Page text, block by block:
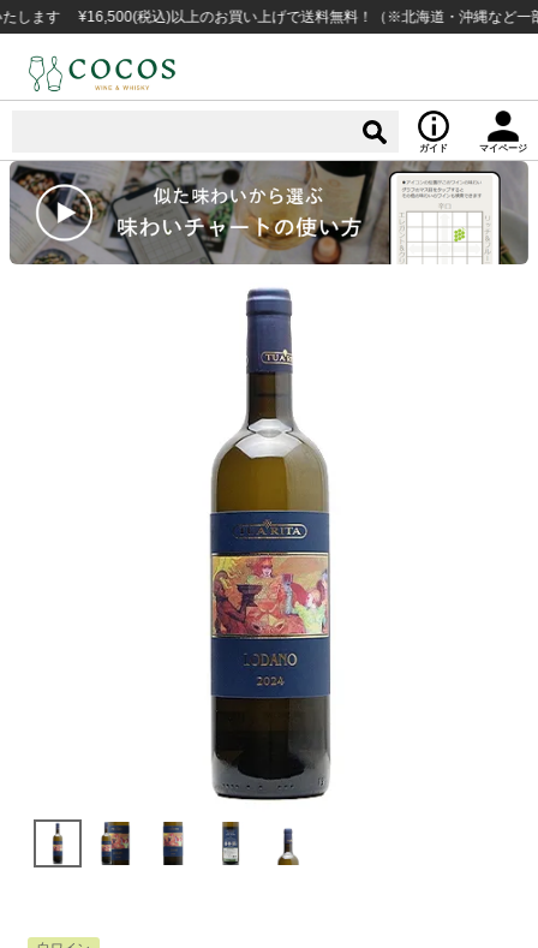
¥16,500(税込)以上のお買い上げで送料無料！（※北海道・沖縄など一部例外
ガイド マイページ